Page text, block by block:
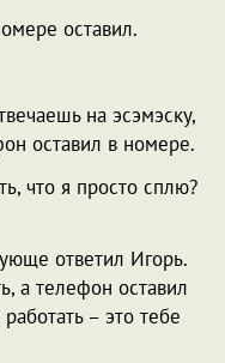
оставил.
на эсэмэску,
оставил в номере.
что я просто сплю?
ответил Игорь.
а телефон оставил
– это тебе